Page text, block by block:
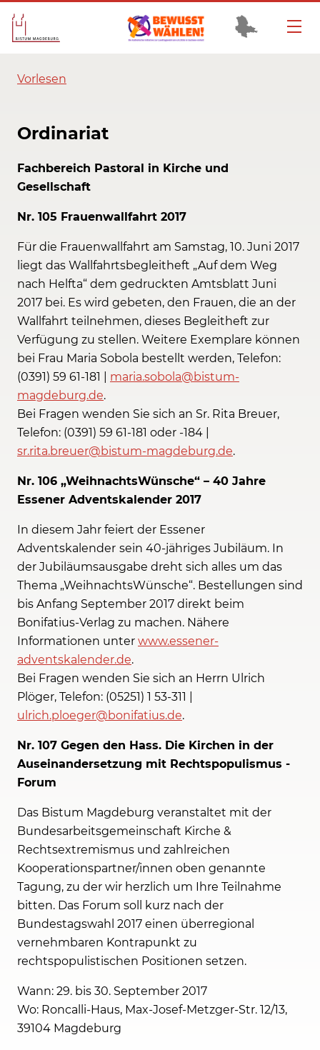
Vorlesen
Ordinariat
Fachbereich Pastoral in Kirche und
Gesellschaft
Nr. 105 Frauenwallfahrt 2017
Für die Frauenwallfahrt am Samstag, 10. Juni 2017
liegt das Wallfahrtsbegleitheft „Auf dem Weg
nach Helfta“ dem gedruckten Amtsblatt Juni
2017 bei. Es wird gebeten, den Frauen, die an der
Wallfahrt teilnehmen, dieses Begleitheft zur
Verfügung zu stellen. Weitere Exemplare können
bei Frau Maria Sobola bestellt werden, Telefon:
(0391) 59 61-181 | maria.sobola@bistum-
magdeburg.de.
Bei Fragen wenden Sie sich an Sr. Rita Breuer,
Telefon: (0391) 59 61-181 oder -184 |
sr.rita.breuer@bistum-magdeburg.de.
Nr. 106 „WeihnachtsWünsche“ – 40 Jahre
Essener Adventskalender 2017
In diesem Jahr feiert der Essener
Adventskalender sein 40-jähriges Jubiläum. In
der Jubiläumsausgabe dreht sich alles um das
Thema „WeihnachtsWünsche“. Bestellungen sind
bis Anfang September 2017 direkt beim
Bonifatius-Verlag zu machen. Nähere
Informationen unter www.essener-
adventskalender.de.
Bei Fragen wenden Sie sich an Herrn Ulrich
Plöger, Telefon: (05251) 1 53-311 |
ulrich.ploeger@bonifatius.de.
Nr. 107 Gegen den Hass. Die Kirchen in der
Auseinandersetzung mit Rechtspopulismus -
Forum
Das Bistum Magdeburg veranstaltet mit der
Bundesarbeitsgemeinschaft Kirche &
Rechtsextremismus und zahlreichen
Kooperationspartner/innen oben genannte
Tagung, zu der wir herzlich um Ihre Teilnahme
bitten. Das Forum soll kurz nach der
Bundestagswahl 2017 einen überregional
vernehmbaren Kontrapunkt zu
rechtspopulistischen Positionen setzen.
Wann: 29. bis 30. September 2017
Wo: Roncalli-Haus, Max-Josef-Metzger-Str. 12/13,
39104 Magdeburg